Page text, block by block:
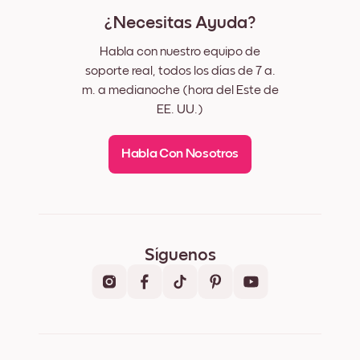
¿Necesitas Ayuda?
Habla con nuestro equipo de
soporte real, todos los días de 7 a.
m. a medianoche (hora del Este de
EE. UU.)
Habla Con Nosotros
Síguenos